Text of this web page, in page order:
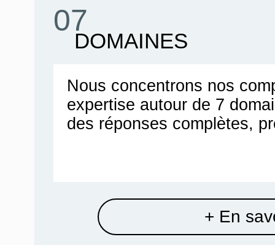
07
DOMAINES
Nous concentrons nos
expertise autour de 7
des réponses complètes,
+ En